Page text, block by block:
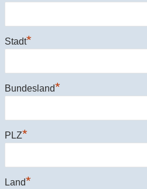
Stadt*
Bundesland*
PLZ*
Land*